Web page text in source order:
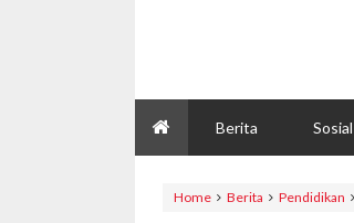
Berita Sosial
Home Berita Pendidikan